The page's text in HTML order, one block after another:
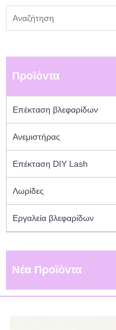
Προϊόντα
Επέκταση βλεφαρίδων
Ανεμιστήρας
Επέκταση DIY Lash
Λωρίδες
Εργαλεία βλεφαρίδων
Νέα Προϊόντα